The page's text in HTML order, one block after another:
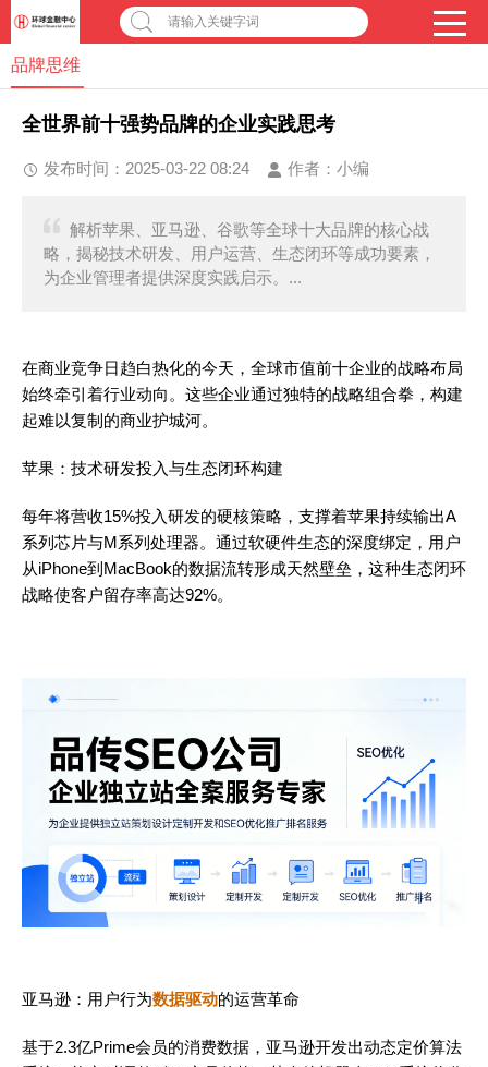
请输入关键字词
品牌思维
全世界前十强势品牌的企业实践思考
发布时间：2025-03-22 08:24 作者： 小编
解析苹果、亚马逊、谷歌等全球十大品牌的核心战
略，揭秘技术研发、用户运营、生态闭环等成功要素，
为企业管理者提供深度实践启示。...
在商业竞争日趋白热化的今天，全球市值前十企业的战略布局
始终牵引着行业动向。这些企业通过独特的战略组合拳，构建
起难以复制的商业护城河。
苹果：技术研发投入与生态闭环构建
每年将营收15%投入研发的硬核策略，支撑着苹果持续输出A
系列芯片与M系列处理器。通过软硬件生态的深度绑定，用户
从iPhone到MacBook的数据流转形成天然壁垒，这种生态闭环
战略使客户留存率高达92%。
亚马逊：用户行为数据驱动的运营革命
基于2.3亿Prime会员的消费数据，亚马逊开发出动态定价算法